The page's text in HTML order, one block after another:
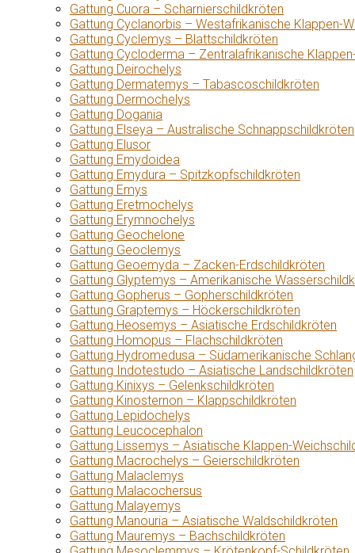
Gattung Cuora – Scharnierschildkröten
Gattung Cyclanorbis – Westafrikanische Klappen-
Gattung Cyclemys – Blattschildkröten
Gattung Cycloderma – Zentralafrikanische
Gattung Deirochelys
Gattung Dermatemys – Tabascoschildkröten
Gattung Dermochelys
Gattung Dogania
Gattung Elseya – Australische Schnappschildkröten
Gattung Elusor
Gattung Emydoidea
Gattung Emydura – Spitzkopfschildkröten
Gattung Emys
Gattung Eretmochelys
Gattung Erymnochelys
Gattung Geochelone
Gattung Geoclemys
Gattung Geoemyda – Zacken-Erdschildkröten
Gattung Glyptemys – Amerikanische
Gattung Gopherus – Gopherschildkröten
Gattung Graptemys – Höckerschildkröten
Gattung Heosemys – Asiatische Erdschildkröten
Gattung Homopus – Flachschildkröten
Gattung Hydromedusa – Südamerikanische
Gattung Indotestudo – Asiatische Landschildkröten
Gattung Kinixys – Gelenkschildkröten
Gattung Kinosternon – Klappschildkröten
Gattung Lepidochelys
Gattung Leucocephalon
Gattung Lissemys – Asiatische Klappen-
Gattung Macrochelys – Geierschildkröten
Gattung Malaclemys
Gattung Malacochersus
Gattung Malayemys
Gattung Manouria – Asiatische Waldschildkröten
Gattung Mauremys – Bachschildkröten